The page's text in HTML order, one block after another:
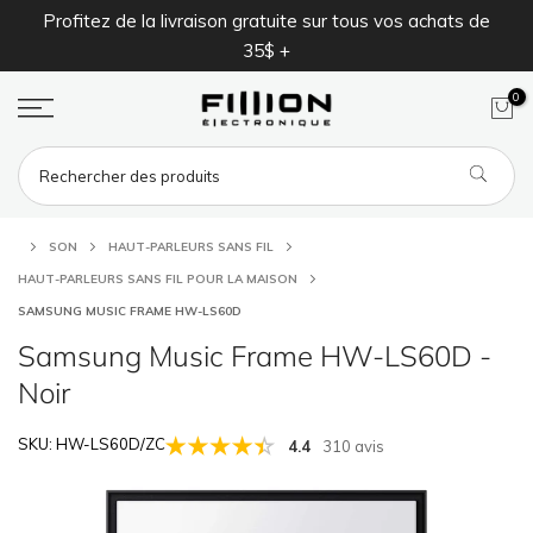
Aller
gratuite sur tous vos achats de Une entreprise familiale
0
SON HAUT-PARLEURS SANS FIL
HAUT-PARLEURS SANS FIL POUR LA MAISON
SAMSUNG MUSIC FRAME HW-LS60D
Samsung Music Frame HW-LS60D -
Noir
SKU: HW-LS60D/ZC 4.4 310 avis